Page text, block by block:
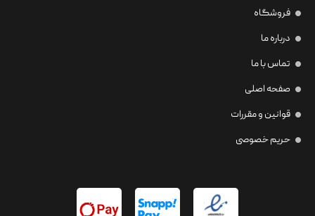
فروشگاه
درباره ما
تماس با ما
صفحه اصلی
قوانین و مقررات
حریم خصوصی